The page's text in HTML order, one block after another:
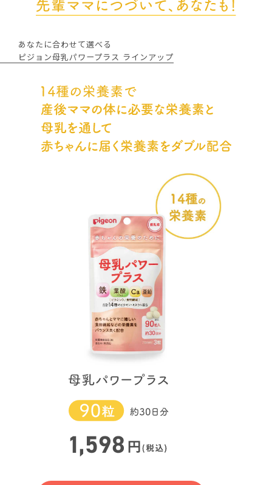
あなたに合わせて選べる
ピジョン母乳パワープラス ラインアップ